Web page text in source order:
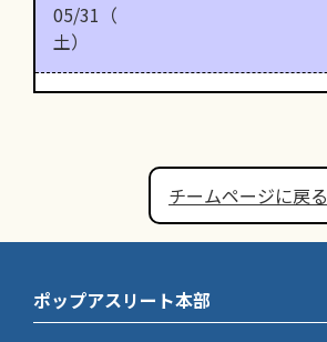
05/31（
土）
チームページに戻る
ポップアスリート本部